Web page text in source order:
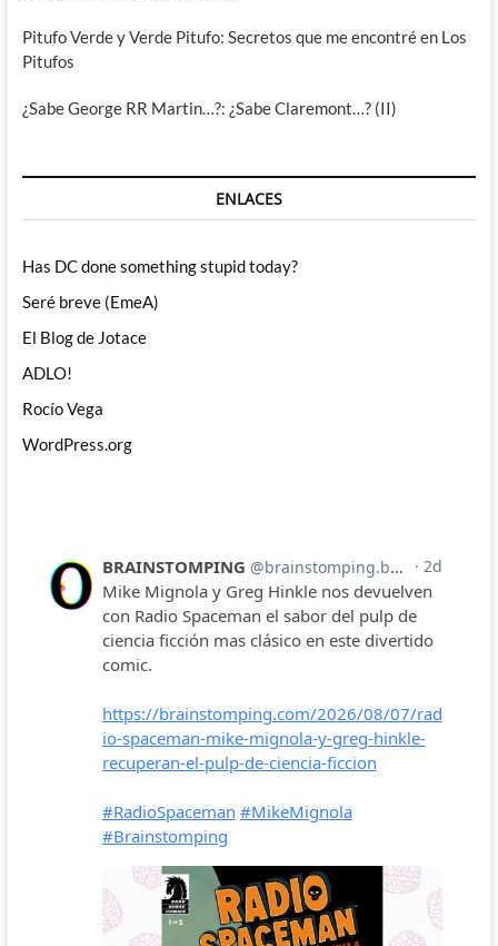
Pitufo Verde y Verde Pitufo: Secretos que me encontré en Los
Pitufos
¿Sabe George RR Martin…?: ¿Sabe Claremont…? (II)
ENLACES
Has DC done something stupid today?
Seré breve (EmeA)
El Blog de Jotace
ADLO!
Rocío Vega
WordPress.org